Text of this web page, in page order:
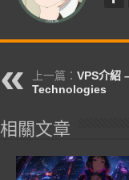
上一篇： VPS介紹
Technologies
相關文章